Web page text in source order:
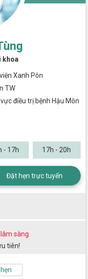
khoa
Xanh Pôn
TW
điều trị bệnh Hậu Môn
- 17h 17h - 20h
Đặt hẹn trực tuyến
sàng
tiên!